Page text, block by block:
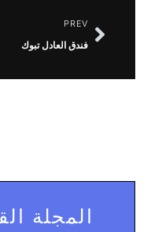
PREV
فندق العادل تبوك
المجلة